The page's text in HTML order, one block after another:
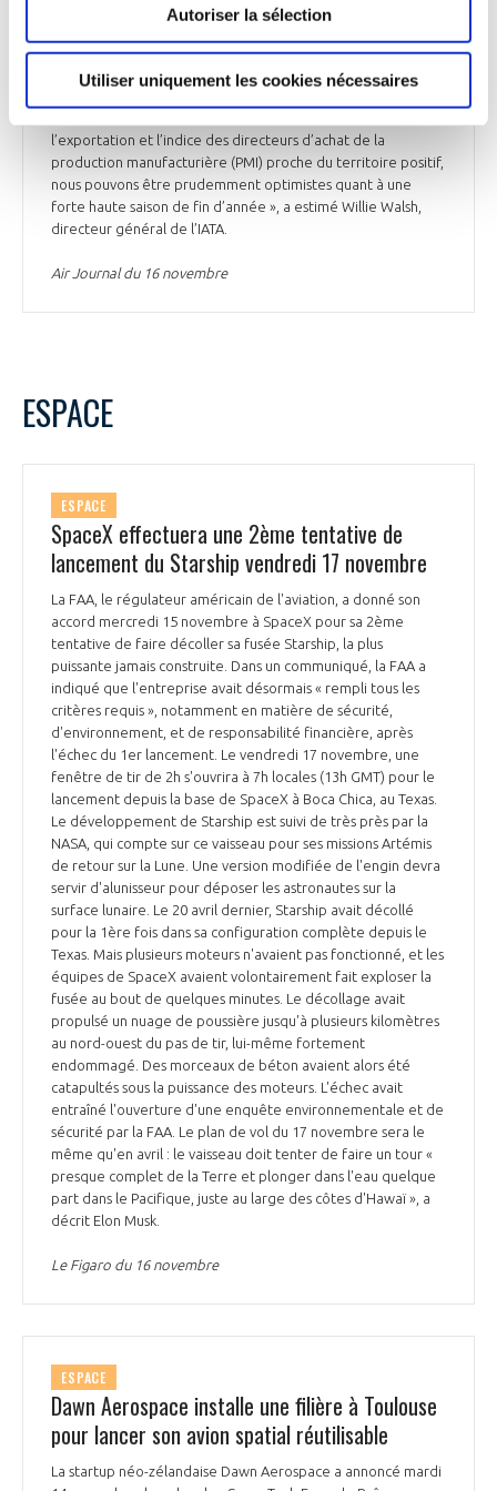
Autoriser la sélection
Utiliser uniquement les cookies nécessaires
mondial s’est néanmoins contracté pour le 5ème mois
ralentissement de l’environnement macroéconomique
mondial. En septembre, le prix moyen du carburéacteur
l’exportation et l’indice des directeurs d’achat de la
production manufacturière (PMI) proche du territoire positif,
nous pouvons être prudemment optimistes quant à une
forte haute saison de fin d’année », a estimé Willie Walsh,
directeur général de l’IATA.
Air Journal du 16 novembre
ESPACE
ESPACE
SpaceX effectuera une 2ème tentative de
lancement du Starship vendredi 17 novembre
La FAA, le régulateur américain de l'aviation, a donné son
accord mercredi 15 novembre à SpaceX pour sa 2ème
tentative de faire décoller sa fusée Starship, la plus
puissante jamais construite. Dans un communiqué, la FAA a
indiqué que l'entreprise avait désormais « rempli tous les
critères requis », notamment en matière de sécurité,
d'environnement, et de responsabilité financière, après
l'échec du 1er lancement. Le vendredi 17 novembre, une
fenêtre de tir de 2h s'ouvrira à 7h locales (13h GMT) pour le
lancement depuis la base de SpaceX à Boca Chica, au Texas.
Le développement de Starship est suivi de très près par la
NASA, qui compte sur ce vaisseau pour ses missions Artémis
de retour sur la Lune. Une version modifiée de l'engin devra
servir d'alunisseur pour déposer les astronautes sur la
surface lunaire. Le 20 avril dernier, Starship avait décollé
pour la 1ère fois dans sa configuration complète depuis le
Texas. Mais plusieurs moteurs n'avaient pas fonctionné, et les
équipes de SpaceX avaient volontairement fait exploser la
fusée au bout de quelques minutes. Le décollage avait
propulsé un nuage de poussière jusqu'à plusieurs kilomètres
au nord-ouest du pas de tir, lui-même fortement
endommagé. Des morceaux de béton avaient alors été
catapultés sous la puissance des moteurs. L'échec avait
entraîné l'ouverture d'une enquête environnementale et de
sécurité par la FAA. Le plan de vol du 17 novembre sera le
même qu'en avril : le vaisseau doit tenter de faire un tour «
presque complet de la Terre et plonger dans l'eau quelque
part dans le Pacifique, juste au large des côtes d'Hawaï », a
décrit Elon Musk.
Le Figaro du 16 novembre
ESPACE
Dawn Aerospace installe une filière à Toulouse
pour lancer son avion spatial réutilisable
La startup néo-zélandaise Dawn Aerospace a annoncé mardi